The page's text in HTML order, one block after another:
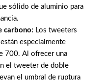
sólido de aluminio para
carbono: Los tweeters
especialmente
700. Al ofrecer una
el tweeter de doble
el umbral de ruptura